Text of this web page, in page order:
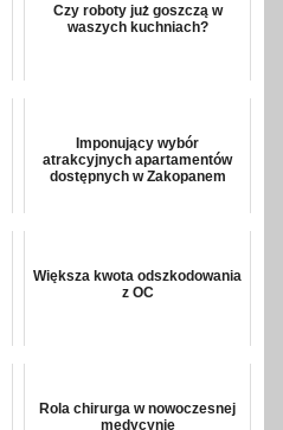
Czy roboty już goszczą w
waszych kuchniach?
Imponujący wybór
atrakcyjnych apartamentów
dostępnych w Zakopanem
Większa kwota odszkodowania
z OC
Rola chirurga w nowoczesnej
medycynie